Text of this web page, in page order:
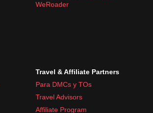
WeRoader
Travel & Affiliate Partners
Para DMCs y TOs
Travel Advisors
Affiliate Program